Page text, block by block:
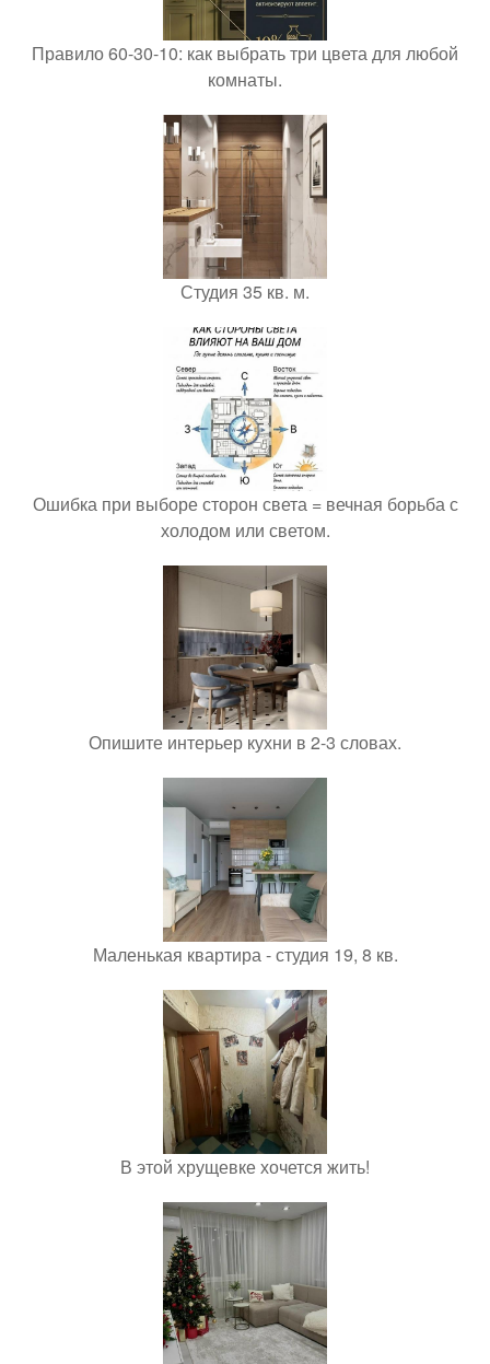
Правило 60-30-10: как выбрать три цвета для любой
комнаты.
Студия 35 кв. м.
Ошибка при выборе сторон света = вечная борьба с
холодом или светом.
Опишите интерьер кухни в 2-3 словах.
Маленькая квартира - студия 19, 8 кв.
В этой хрущевке хочется жить!